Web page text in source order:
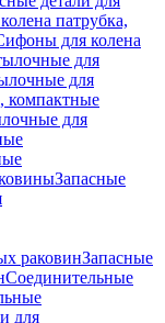
патрубка,
для колена
для
для
компактные
для
Запасные
раковинЗапасные
Соединительные
для